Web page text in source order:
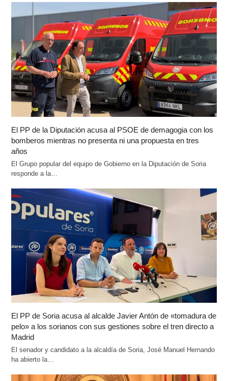
El PP de la Diputación acusa al PSOE de demagogia con los
bomberos mientras no presenta ni una propuesta en tres
años
El Grupo popular del equipo de Gobierno en la Diputación de Soria
responde a la…
El PP de Soria acusa al alcalde Javier Antón de «tomadura de
pelo» a los sorianos con sus gestiones sobre el tren directo a
Madrid
El senador y candidato a la alcaldía de Soria, José Manuel Hernando
ha abierto la…